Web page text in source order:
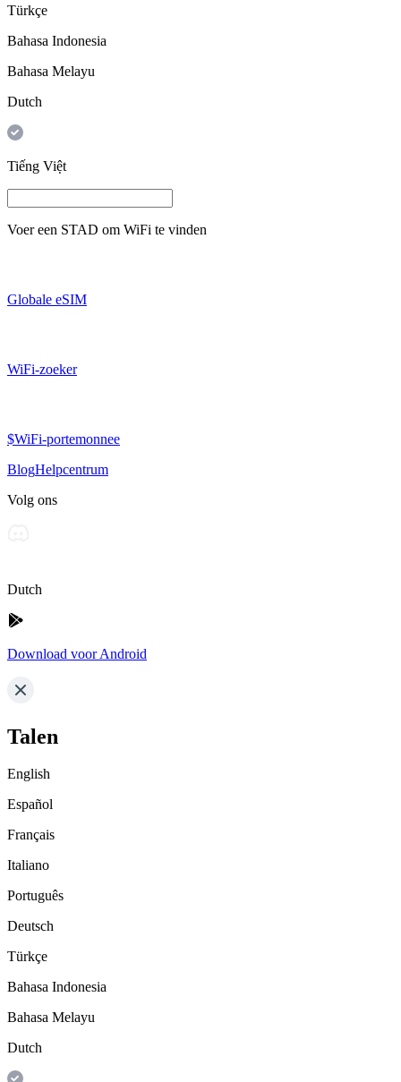
Türkçe
Bahasa Indonesia
Bahasa Melayu
Dutch
Tiếng Việt
Voer een STAD om WiFi te vinden
Globale eSIM
WiFi-zoeker
$WiFi-portemonnee
BlogHelpcentrum
Volg ons
Dutch
Download voor Android
Talen
English
Español
Français
Italiano
Português
Deutsch
Türkçe
Bahasa Indonesia
Bahasa Melayu
Dutch